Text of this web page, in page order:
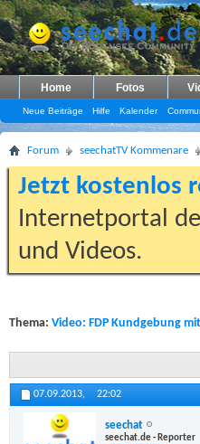
Home Fotos
Neue Beiträge Hilfe Kalender
Forum seechatTV Kommenare
Jetzt kostenlos
Internetportal
und Videos.
Thema: Video: FDP Kundgebung
07.09.2013, 22:02
seechat
seechat.de - Reporter